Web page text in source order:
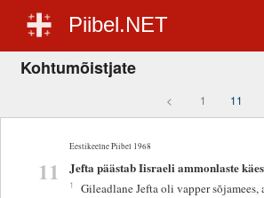
Piibel.NET
Kohtumõistjate
< 1 11
Eestikeelne Piibel 1968
11 Jefta päästab Iisraeli ammonlaste
1
Gileadlane Jefta oli vapper sõjamees,